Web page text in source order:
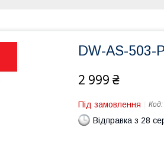
DW-AS-503-
2 999 ₴
Під замовлення Код:
Відправка з 28